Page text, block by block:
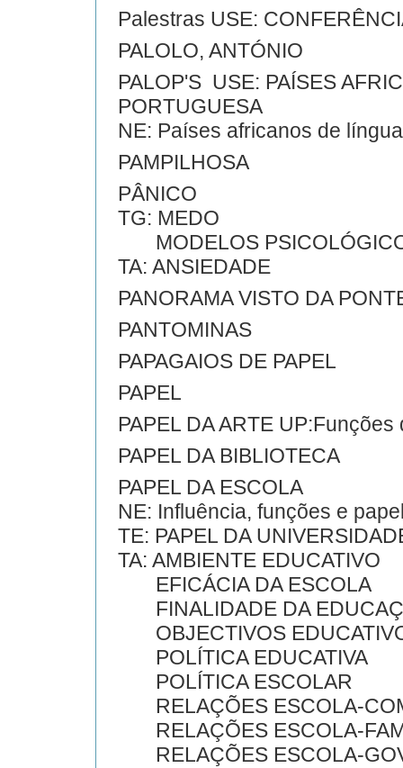
Palestras USE:
PALOLO, ANTÓNIO
PALOP'S USE: PAÍSES
PORTUGUESA
NE: Países africanos de
PAMPILHOSA
PÂNICO
TG: MEDO
MODELOS
TA: ANSIEDADE
PANORAMA VISTO DA
PANTOMINAS
PAPAGAIOS DE PAPEL
PAPEL
PAPEL DA ARTE UP:Funções
PAPEL DA BIBLIOTECA
PAPEL DA ESCOLA
NE: Influência, funções e
TE: PAPEL DA
TA: AMBIENTE EDUCATIVO
EFICÁCIA DA ESCOLA
FINALIDADE DA
OBJECTIVOS
POLÍTICA EDUCATIVA
POLÍTICA ESCOLAR
RELAÇÕES ESCOLA-
RELAÇÕES ESCOLA-
RELAÇÕES ESCOLA-